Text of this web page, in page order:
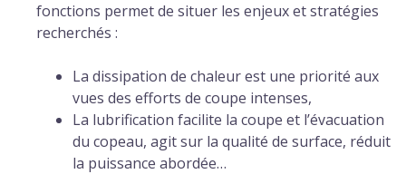
fonctions permet de situer les enjeux et stratégies
recherchés :
La dissipation de chaleur est une priorité aux
vues des efforts de coupe intenses,
La lubrification facilite la coupe et l’évacuation
du copeau, agit sur la qualité de surface, réduit
la puissance abordée…